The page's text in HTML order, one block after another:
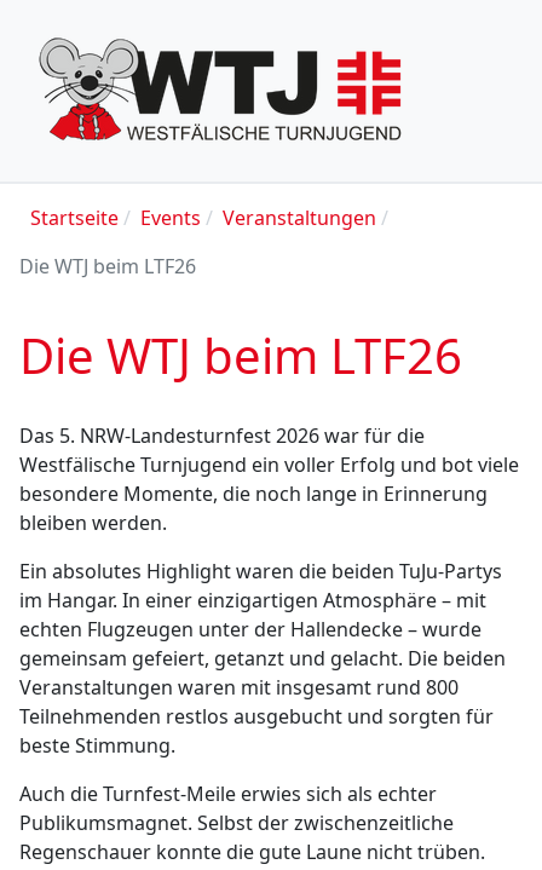
Startseite Events
Veranstaltungen
Die WTJ beim LTF26
Die WTJ beim LTF26
Das 5. NRW-Landesturnfest 2026 war für die
Westfälische Turnjugend ein voller Erfolg und bot viele
besondere Momente, die noch lange in Erinnerung
bleiben werden.
Ein absolutes Highlight waren die beiden TuJu-Partys
im Hangar. In einer einzigartigen Atmosphäre – mit
echten Flugzeugen unter der Hallendecke – wurde
gemeinsam gefeiert, getanzt und gelacht. Die beiden
Veranstaltungen waren mit insgesamt rund 800
Teilnehmenden restlos ausgebucht und sorgten für
beste Stimmung.
Auch die Turnfest-Meile erwies sich als echter
Publikumsmagnet. Selbst der zwischenzeitliche
Regenschauer konnte die gute Laune nicht trüben.